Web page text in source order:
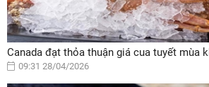
Canada đạt thỏa thuận giá cua tuyết mùa
09:31 28/04/2026